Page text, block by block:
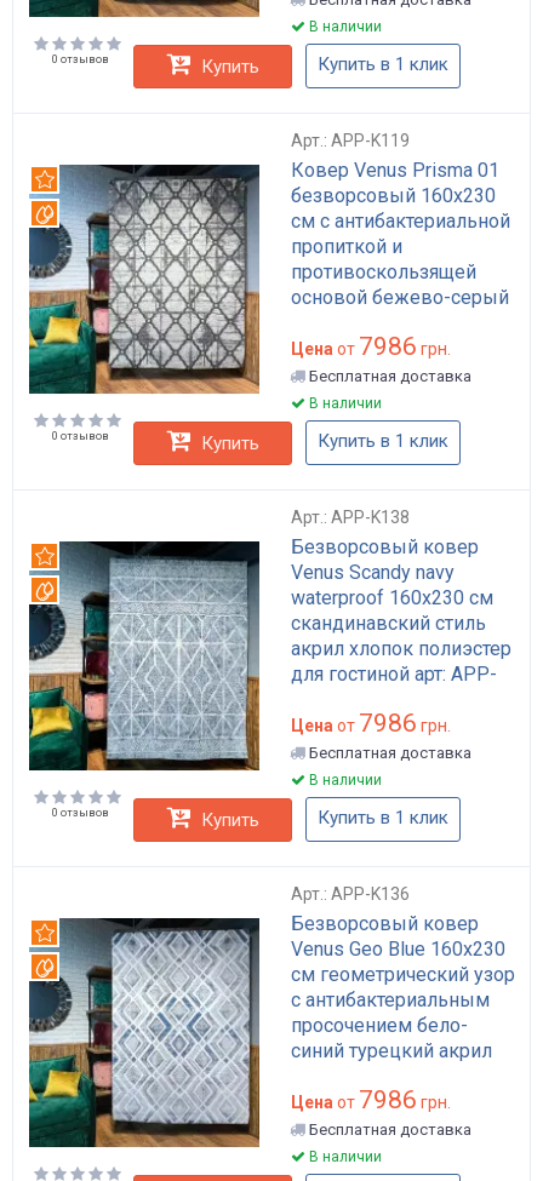
APP-K134
В наличии
0 отзывов Купить Купить в 1 клик
Арт.: APP-K119
Ковер Venus Prisma 01
безворсовый 160x230
см с антибактериальной
пропиткой и
противоскользящей
основой бежево-серый
Рекомендуем
Вотерпруф
Цена от 7986 грн.
Бесплатная доставка
В наличии
0 отзывов Купить Купить в 1 клик
Арт.: APP-K138
Безворсовый ковер
Venus Scandy navy
waterproof 160x230 см
скандинавский стиль
акрил хлопок полиэстер
для гостиной арт: APP-
Рекомендуем
Вотерпруф
Цена от 7986 грн.
Бесплатная доставка
В наличии
0 отзывов Купить Купить в 1 клик
Арт.: APP-K136
Безворсовый ковер
Venus Geo Blue 160x230
см геометрический узор
с антибактериальным
просочением бело-
синий турецкий акрил
APP-K136
Рекомендуем
Вотерпруф
Цена от 7986 грн.
Бесплатная доставка
В наличии